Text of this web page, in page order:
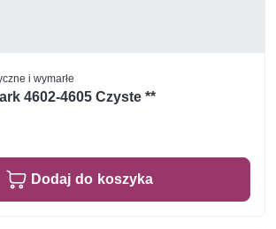
i wymarłe
4602-4605 Czyste **
Dodaj do koszyka